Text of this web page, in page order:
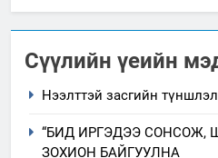
Сүүлийн үеийн
Нээлттэй засгийн
“БИД ИРГЭДЭЭ СОНСОЖ,
ЗОХИОН БАЙГУУЛНА